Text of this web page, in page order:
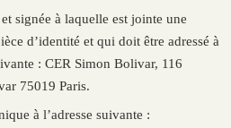
signée à laquelle est jointe une
d’identité et qui doit être adressé à
: CER Simon Bolivar, 116
75019 Paris.
à l’adresse suivante :